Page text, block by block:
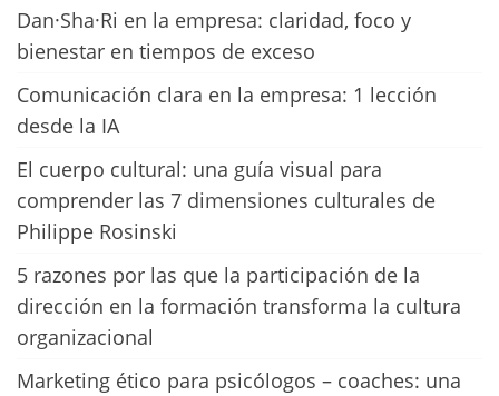
Dan·Sha·Ri en la empresa: claridad, foco y
bienestar en tiempos de exceso
Comunicación clara en la empresa: 1 lección
desde la IA
El cuerpo cultural: una guía visual para
comprender las 7 dimensiones culturales de
Philippe Rosinski
5 razones por las que la participación de la
dirección en la formación transforma la cultura
organizacional
Marketing ético para psicólogos – coaches: una